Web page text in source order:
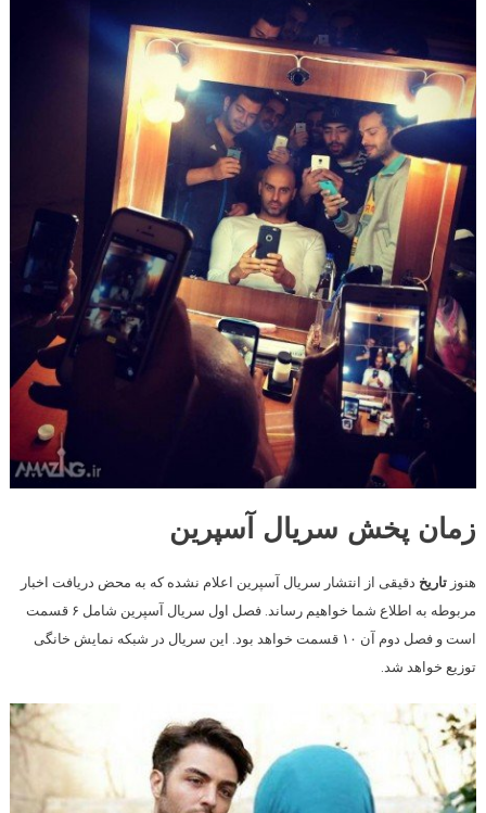
زمان پخش سریال آسپرین
هنوز تاریخ دقیقی از انتشار سریال آسپرین اعلام نشده که به محض دریافت اخبار
مربوطه به اطلاع شما خواهیم رساند. فصل اول سریال آسپرین شامل ۶ قسمت
است و فصل دوم آن ۱۰ قسمت خواهد بود. این سریال در شبکه نمایش خانگی
توزیع خواهد شد.